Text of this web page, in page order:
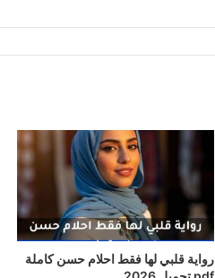
رواية قلبي لها فقط احلام حسن كاملة